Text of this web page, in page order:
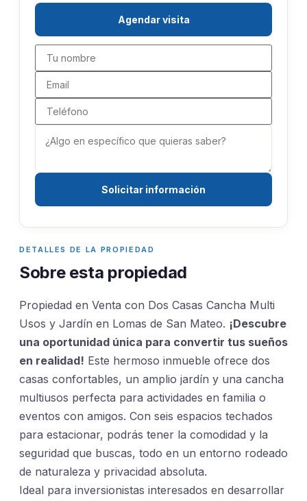
DETALLES DE LA PROPIEDAD
Sobre esta propiedad
Propiedad en Venta con Dos Casas Cancha Multi
Usos y Jardín en Lomas de San Mateo. ¡Descubre
una oportunidad única para convertir tus sueños
en realidad! Este hermoso inmueble ofrece dos
casas confortables, un amplio jardín y una cancha
multiusos perfecta para actividades en familia o
eventos con amigos. Con seis espacios techados
para estacionar, podrás tener la comodidad y la
seguridad que buscas, todo en un entorno rodeado
de naturaleza y privacidad absoluta.
Ideal para inversionistas interesados en desarrollar
Agendar visita
Solicitar información